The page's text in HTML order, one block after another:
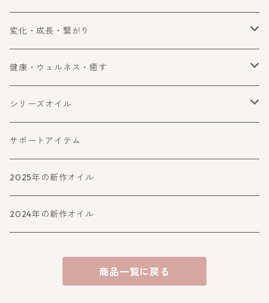
浄化
手放す
守る・ブロック
障害をよける・乗り越える
変化・成長・繋がり
自分を変える・変化
コミュニケーション
健康・ウェルネス・癒す
健康・ウェルネス
癒す
シリーズオイル
喜びと幸運
バランスとパワーアップ
人生より高めるシリーズ
守り・救うシリーズ
サポートアイテム
2025年の新作オイル
2024年の新作オイル
商品一覧に戻る